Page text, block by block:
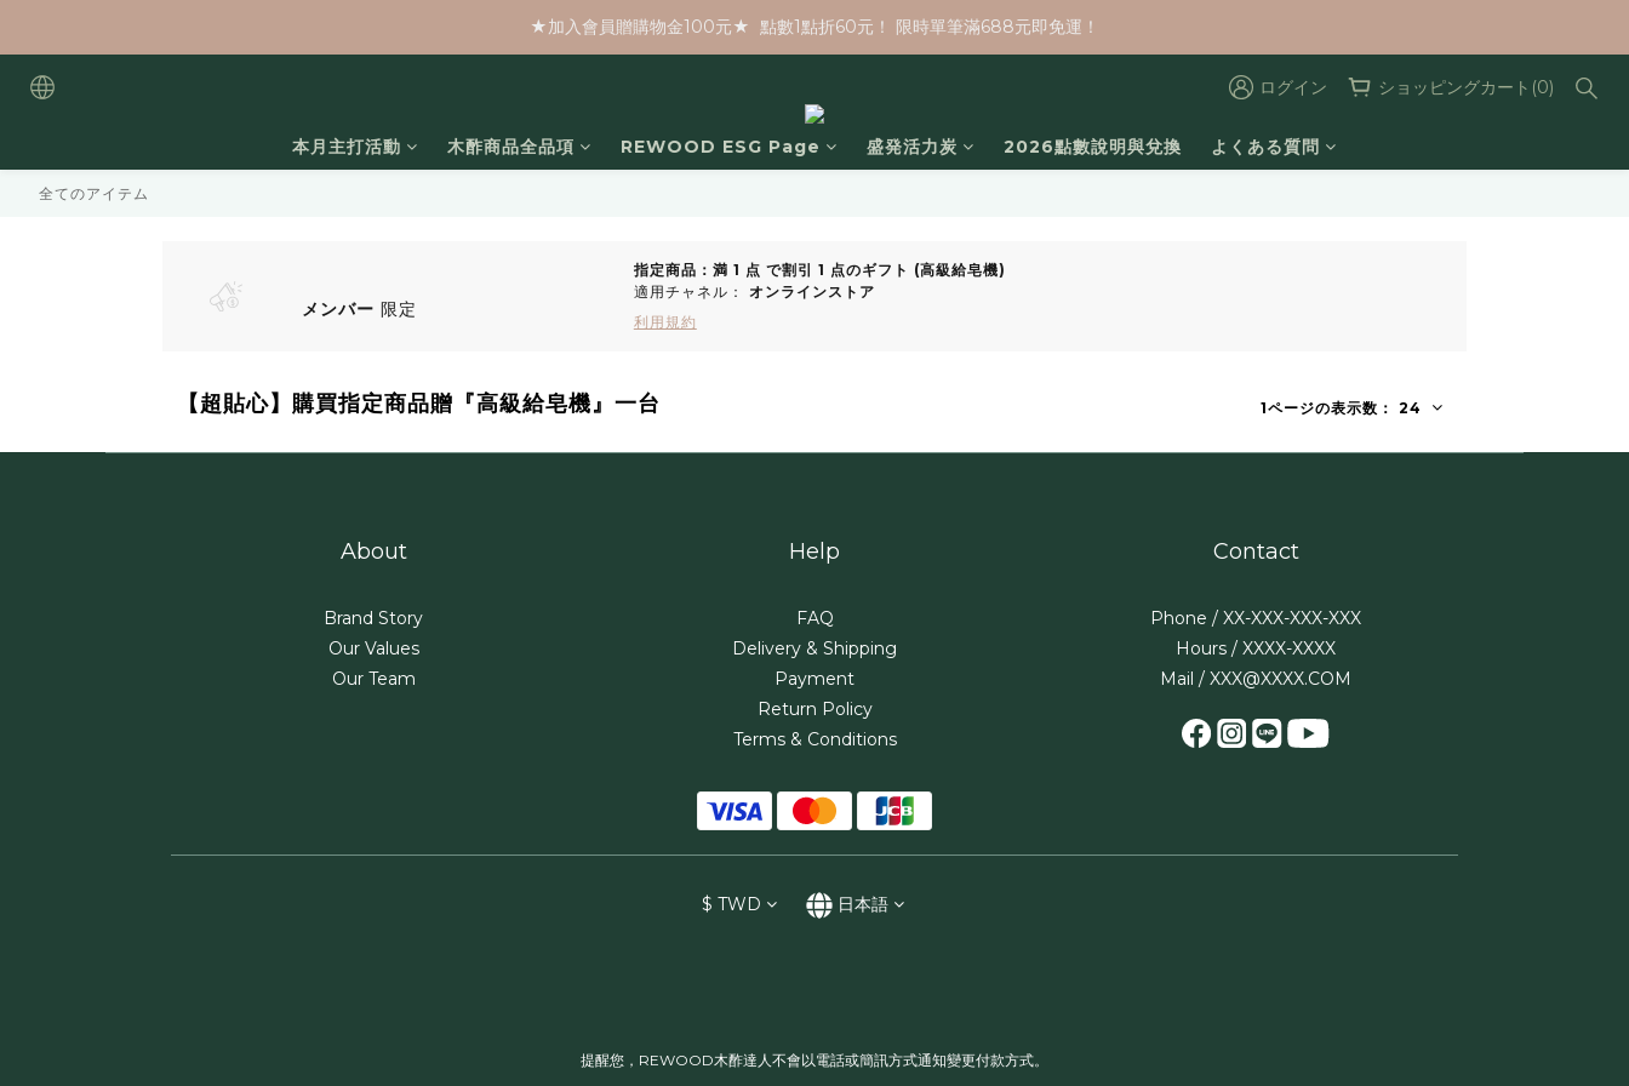
★加入會員贈購物金100元★  點數1點折60元！ 限時單筆滿688元即免運！
ログイン ショッピングカート(0)
本月主打活動 木酢商品全品項 REWOOD ESG Page 盛発活力炭 2026點數說明與兌換 よくある質問
全てのアイテム
メンバー 限定
指定商品：満 1 点 で割引 1 点のギフト (高級給皂機)
適用チャネル： オンラインストア
利用規約
【超貼心】購買指定商品贈『高級給皂機』一台 1ページの表示数： 24
About
Brand Story
Our Values
Our Team
Help
FAQ
Delivery & Shipping
Payment
Return Policy
Terms & Conditions
Contact
Phone / XX-XXX-XXX-XXX
Hours / XXXX-XXXX
Mail / XXX@XXXX.COM
$ TWD 日本語
提醒您，REWOOD木酢達人不會以電話或簡訊方式通知變更付款方式。